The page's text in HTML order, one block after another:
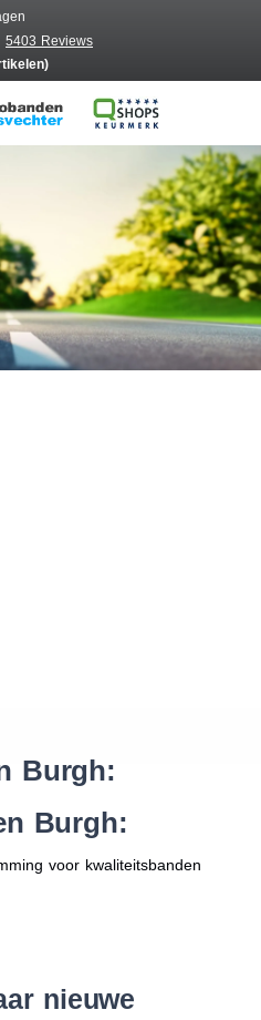
5403 Reviews
online
jou in de buurt
Merken:
Burgh:
Burgh:
voor kwaliteitsbanden
nieuwe